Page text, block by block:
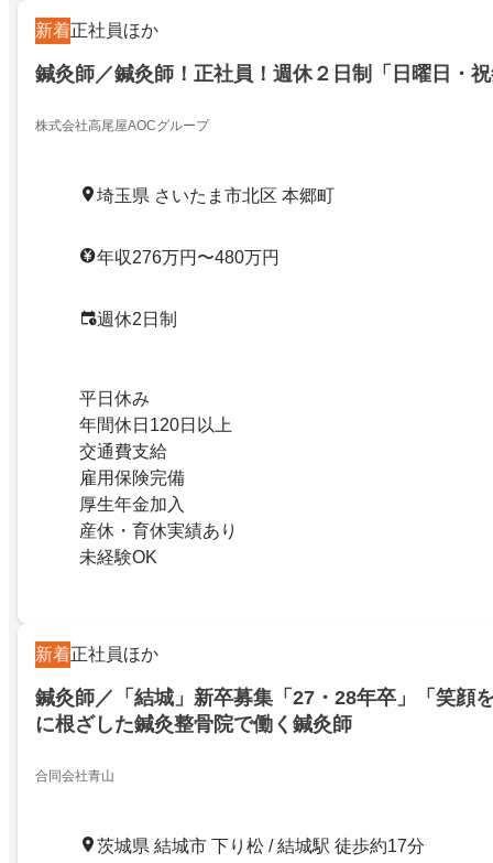
新着正社員ほか
鍼灸師／鍼灸師！正社員！週休２日制「日曜日・
株式会社高尾屋AOCグループ
埼玉県 さいたま市北区 本郷町
年収276万円〜480万円
週休2日制
平日休み
年間休日120日以上
交通費支給
雇用保険完備
厚生年金加入
産休・育休実績あり
未経験OK
新着正社員ほか
鍼灸師／「結城」新卒募集「27・28年卒」「笑顔
に根ざした鍼灸整骨院で働く鍼灸師
合同会社青山
茨城県 結城市 下り松 / 結城駅 徒歩約17分